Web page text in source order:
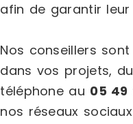
afin de garantir
Nos conseillers
dans vos projets,
téléphone au 05 49
nos réseaux